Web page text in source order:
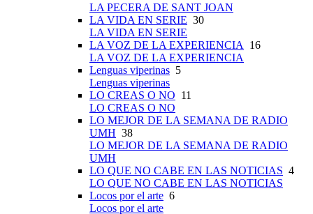
LA PECERA DE SANT JOAN
LA VIDA EN SERIE 30
LA VIDA EN SERIE
LA VOZ DE LA EXPERIENCIA
16
LA VOZ DE LA EXPERIENCIA
Lenguas viperinas 5
Lenguas viperinas
LO CREAS O NO 11
LO CREAS O NO
LO MEJOR DE LA SEMANA DE RADIO
UMH 38
LO MEJOR DE LA SEMANA DE RADIO
UMH
LO QUE NO CABE EN LAS NOTICIAS 4
LO QUE NO CABE EN LAS NOTICIAS
Locos por el arte 6
Locos por el arte